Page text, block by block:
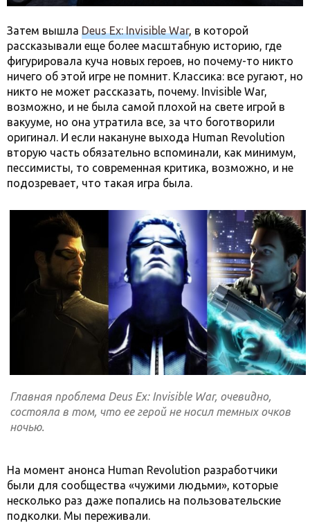
Затем вышла Deus Ex: Invisible War, в которой
рассказывали еще более масштабную историю, где
фигурировала куча новых героев, но почему-то никто
ничего об этой игре не помнит. Классика: все ругают, но
никто не может рассказать, почему. Invisible War,
возможно, и не была самой плохой на свете игрой в
вакууме, но она утратила все, за что боготворили
оригинал. И если накануне выхода Human Revolution
вторую часть обязательно вспоминали, как минимум,
пессимисты, то современная критика, возможно, и не
подозревает, что такая игра была.
Главная проблема Deus Ex: Invisible War, очевидно,
состояла в том, что ее герой не носил темных очков
ночью.
На момент анонса Human Revolution разработчики
были для сообщества «чужими людьми», которые
несколько раз даже попались на пользовательские
подколки. Мы переживали.